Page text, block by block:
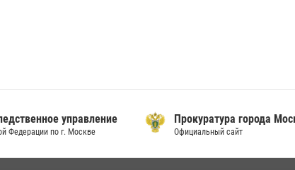
управление
Федерации по г. Москве
Прокуратура города
Официальный сайт